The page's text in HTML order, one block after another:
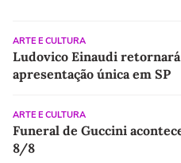
ARTE E CULTURA
Ludovico Einaudi
apresentação única em SP
ARTE E CULTURA
Funeral de Guccini
8/8